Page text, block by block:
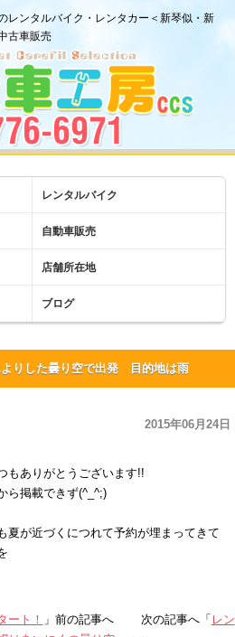
レンタルバイク・レンタカー＜新琴似・新
古車販売
レンタルバイク
自動車販売
店舗所在地
ブログ
りした曇り空で出発 目的地は雨
2015年06月24日
ありがとうございます!!
ら掲載できず(^_^;)
夏が近づくにつれて予約が埋まってきて
ート！ 」前の記事へ 次の記事へ「 レン